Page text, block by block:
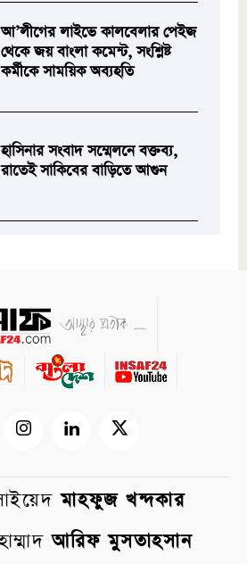
আ’লীগের লাইভে কালবেলার পেইজ
থেকে জয় বাংলা কমেন্ট, সংশ্লিষ্ট
কর্মীকে সাময়িক অব্যহতি
হাসিনার সংবাদ সম্মেলনে বক্তব্য,
রাতেই সাকিবের বাড়িতে আগুন
মাহফুজ খন্দকার
আরিফ মুসতাহসান